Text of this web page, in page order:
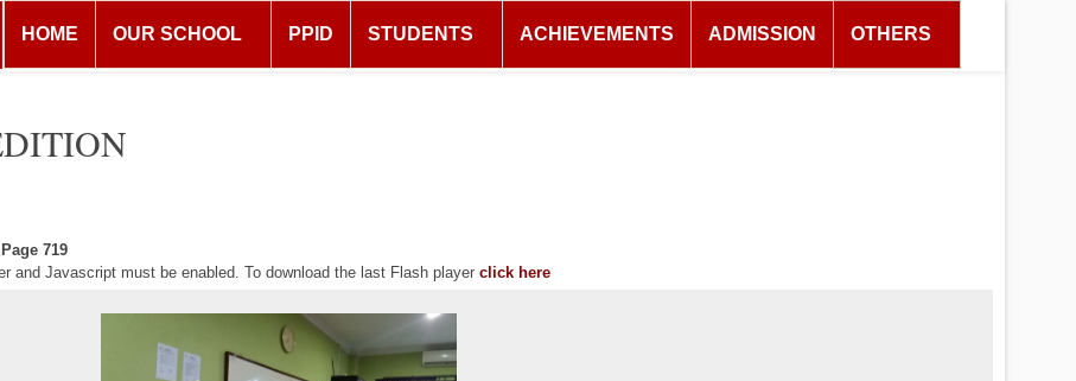
HOME OUR SCHOOL PPID STUDENTS ACHIEVEMENTS ADMISSION OTHERS
719
and Javascript must be enabled. To download the last Flash player click here